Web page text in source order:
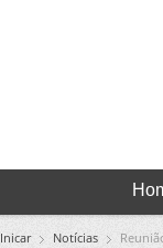
Inicar Notícias